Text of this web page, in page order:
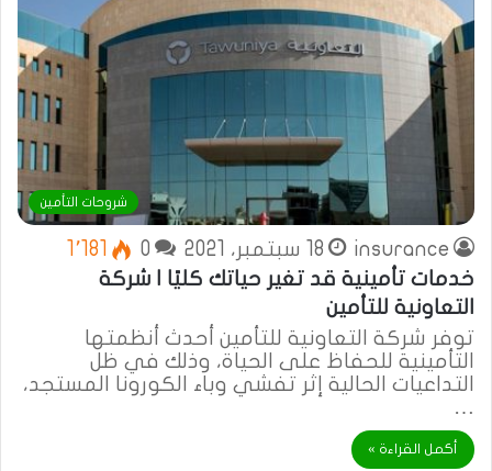
شروحات التأمين
insurance 18 سبتمبر، 2021 0
1٬181
خدمات تأمينية قد تغير حياتك كليًا | شركة
التعاونية للتأمين
توفر شركة التعاونية للتأمين أحدث أنظمتها
التأمينية للحفاظ على الحياة، وذلك في ظل
التداعيات الحالية إثر تفشي وباء الكورونا المستجد،
…
أكمل القراءة »